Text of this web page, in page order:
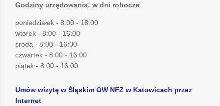
Godziny urzędowania: w dni robocze
poniedziałek - 8:00 - 18:00
wtorek - 8:00 - 16:00
środa - 8:00 - 16:00
czwartek - 8:00 - 16:00
piątek - 8:00 - 16:00
Umów wizytę w Śląskim OW NFZ w Katowicach przez
Internet